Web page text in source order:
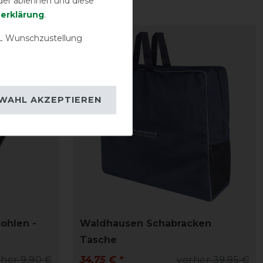
-
9,90 €
Waldhausen Schabracken
Tasche
vorher 39,95 €
34,75 € *
.
Wunschzustellung
AKZEPTIEREN